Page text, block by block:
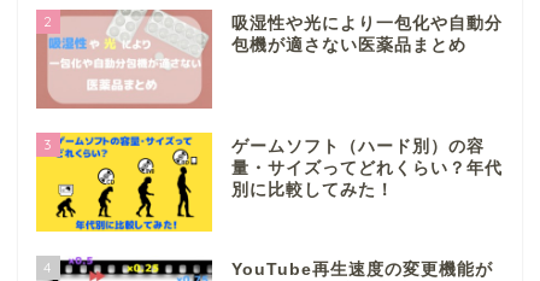
2
吸湿性や光により一包化や自動分
包機が適さない医薬品まとめ
3
ゲームソフト（ハード別）の容
量・サイズってどれくらい？年代
別に比較してみた！
4
YouTube再生速度の変更機能が